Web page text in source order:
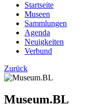
Startseite
Museen
Sammlungen
Agenda
Neuigkeiten
Verbund
Zurück
Museum.BL